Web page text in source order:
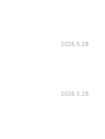
2026.5.28
2026.5.28